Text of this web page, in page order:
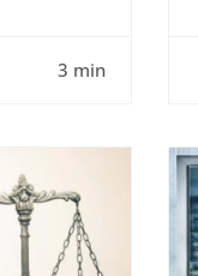
3 min